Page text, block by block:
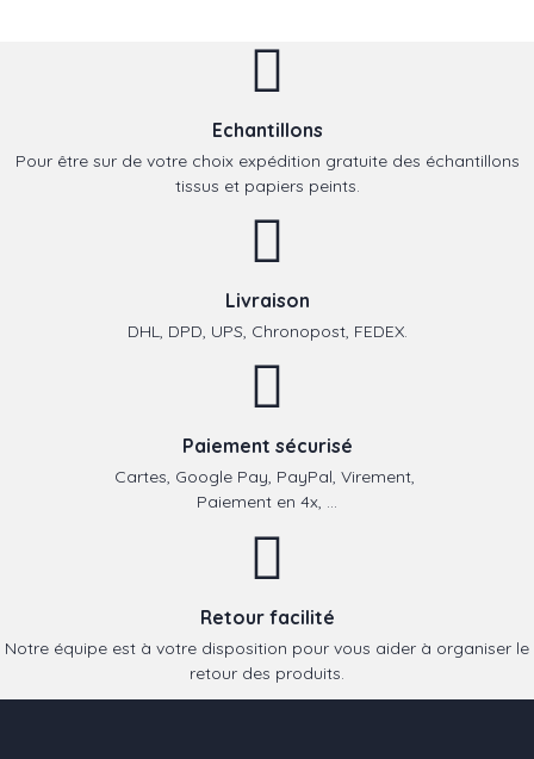
Echantillons
Pour être sur de votre choix expédition gratuite des échantillons
tissus et papiers peints.
Livraison
DHL, DPD, UPS, Chronopost, FEDEX.
Paiement sécurisé
Cartes, Google Pay, PayPal, Virement,
Paiement en 4x, ...
Retour facilité
Notre équipe est à votre disposition pour vous aider à organiser le
retour des produits.